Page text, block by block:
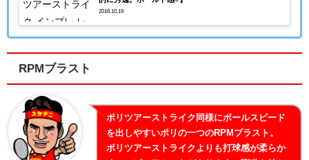
2016.10.19
RPMブラスト
ポリツアーストライク同様にボールスピード
を出しやすいポリの一つのRPMブラスト。
ポリツアーストライクよりも打球感が柔らか